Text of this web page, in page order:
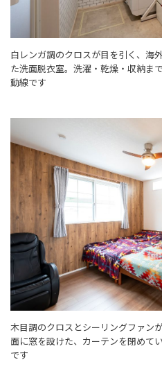
白レンガ調のクロスが目を引く、海
た洗面脱衣室。洗濯・乾燥・収納ま
動線です
木目調のクロスとシーリングファン
面に窓を設けた、カーテンを閉めて
です